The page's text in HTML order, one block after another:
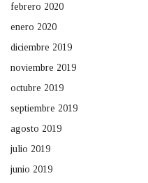
febrero 2020
enero 2020
diciembre 2019
noviembre 2019
octubre 2019
septiembre 2019
agosto 2019
julio 2019
junio 2019